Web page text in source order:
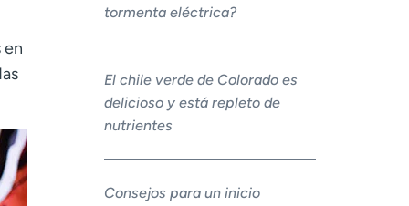
en
tormenta eléctrica?
El chile verde de Colorado es
delicioso y está repleto de
nutrientes
Consejos para un inicio